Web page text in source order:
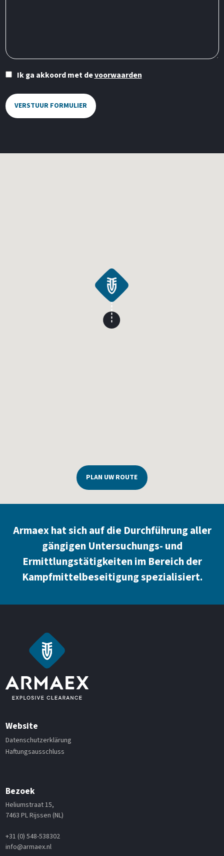
Ik ga akkoord met devoorwaarden
PLAN UW ROUTE
Armaex hat sich auf die Durchführung aller
gängigen Untersuchungs- und
Ermittlungstätigkeiten im Bereich der
Kampfmittelbeseitigung spezialisiert.
Website
Datenschutzerklärung
Haftungsausschluss
Bezoek
Heliumstraat 15,
7463 PL Rijssen (NL)
+31 (0) 548-538302
info@armaex.nl